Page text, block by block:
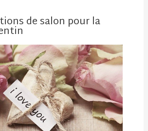
de salon pour la